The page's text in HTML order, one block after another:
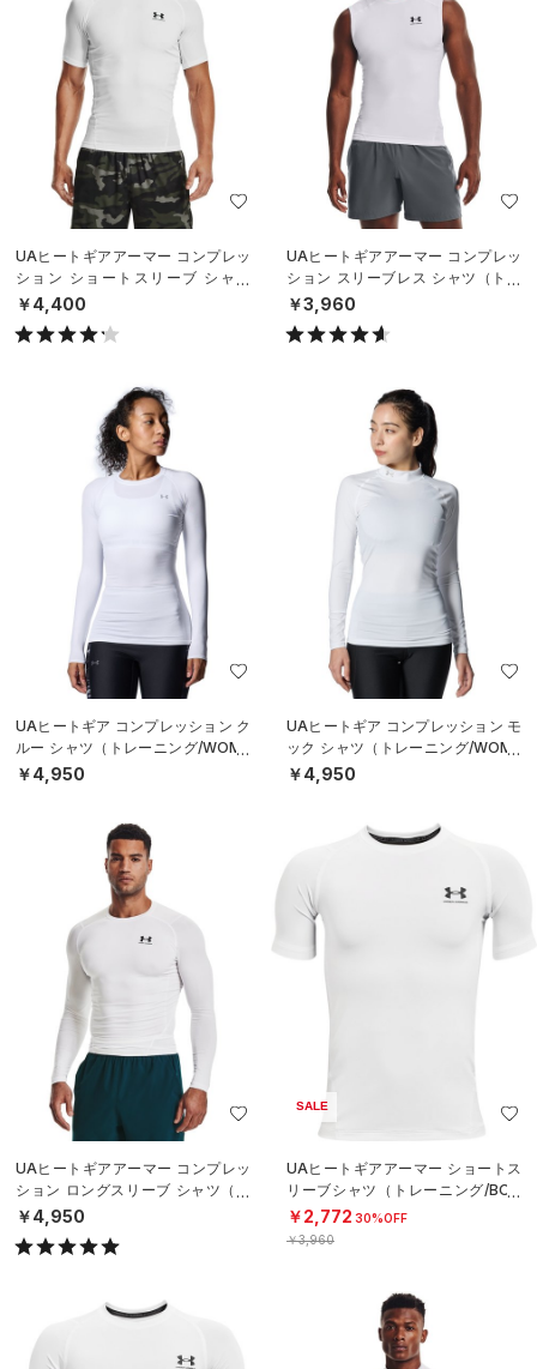
UAヒートギアアーマー コンプレッ
ション ショートスリーブ シャツ
（トレーニング/MEN）
￥4,400
UAヒートギアアーマー コンプレッ
ション スリーブレス シャツ（トレ
ーニング/MEN）
￥3,960
UAヒートギア コンプレッション ク
ルー シャツ（トレーニング/WOME
N）
￥4,950
UAヒートギア コンプレッション モ
ック シャツ（トレーニング/WOME
N）
￥4,950
UAヒートギアアーマー コンプレッ
ション ロングスリーブ シャツ（ト
レーニング/MEN）
￥4,950
SALE
UAヒートギアアーマー ショートス
リーブシャツ（トレーニング/BOY
S）
￥2,772 30%OFF
￥3,960